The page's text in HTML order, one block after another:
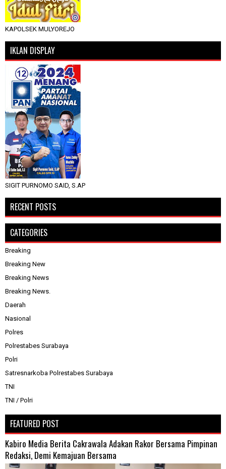
KAPOLSEK MULYOREJO
IKLAN DISPLAY
SIGIT PURNOMO SAID, S.AP
RECENT POSTS
CATEGORIES
Breaking
Breaking New
Breaking News
Breaking News.
Daerah
Nasional
Polres
Polrestabes Surabaya
Polri
Satresnarkoba Polrestabes Surabaya
TNI
TNI / Polri
FEATURED POST
Kabiro Media Berita Cakrawala Adakan Rakor Bersama Pimpinan
Redaksi, Demi Kemajuan Bersama